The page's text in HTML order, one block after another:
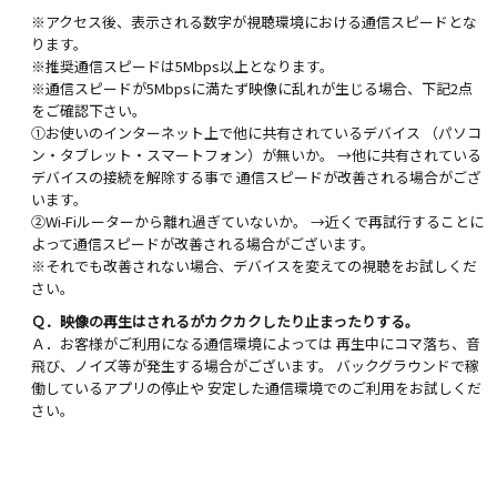
※アクセス後、表示される数字が視聴環境における通信スピードとな
ります。
※推奨通信スピードは5Mbps以上となります。
※通信スピードが5Mbpsに満たず映像に乱れが生じる場合、下記2点
をご確認下さい。
①お使いのインターネット上で他に共有されているデバイス （パソコ
ン・タブレット・スマートフォン）が無いか。 →他に共有されている
デバイスの接続を解除する事で 通信スピードが改善される場合がござ
います。
②Wi-Fiルーターから離れ過ぎていないか。 →近くで再試行することに
よって通信スピードが改善される場合がございます。
※それでも改善されない場合、デバイスを変えての視聴をお試しくだ
さい。
Ｑ．映像の再生はされるがカクカクしたり止まったりする。
Ａ．お客様がご利用になる通信環境によっては 再生中にコマ落ち、音
飛び、ノイズ等が発生する場合がございます。 バックグラウンドで稼
働しているアプリの停止や 安定した通信環境でのご利用をお試しくだ
さい。